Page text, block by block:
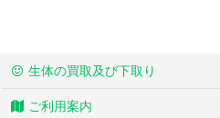
生体の買取及び下取り
ご利用案内